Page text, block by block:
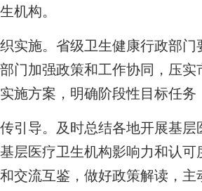
机构。
施。省级卫生健康行政部门
门加强政策和工作协同，压
施方案，明确阶段性目标任
导。及时总结各地开展基层
层医疗卫生机构影响力和认
交流互鉴，做好政策解读，